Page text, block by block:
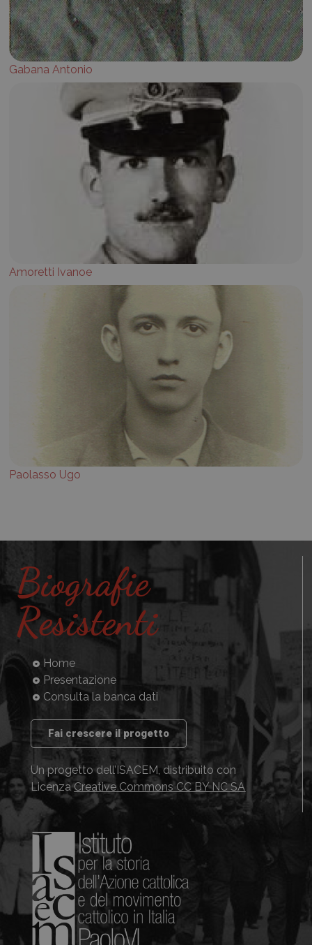
Gabana Antonio
Amoretti Ivanoe
Paolasso Ugo
Biografie
Resistenti
Home
Presentazione
Consulta la banca dati
Fai crescere il progetto
Un progetto dell’ISACEM, distribuito con
LicenzaCreative Commons CC BY NC SA